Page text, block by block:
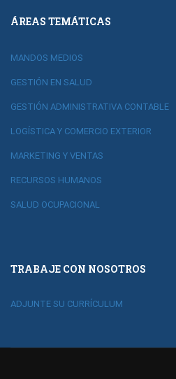
ÁREAS TEMÁTICAS
MANDOS MEDIOS
GESTIÓN EN SALUD
GESTIÓN ADMINISTRATIVA CONTABLE
LOGÍSTICA Y COMERCIO EXTERIOR
MARKETING Y VENTAS
RECURSOS HUMANOS
SALUD OCUPACIONAL
TRABAJE CON NOSOTROS
ADJUNTE SU CURRÍCULUM